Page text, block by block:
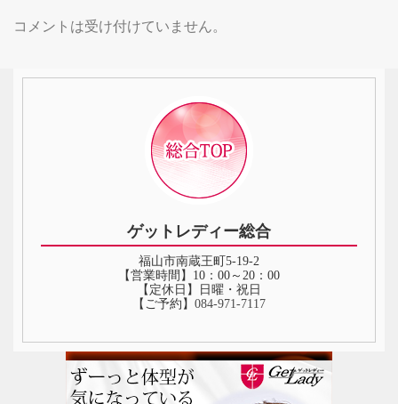
コメントは受け付けていません。
ゲットレディー総合
福山市南蔵王町5-19-2
【営業時間】10：00～20：00
【定休日】日曜・祝日
【ご予約】 084‐971‐7117